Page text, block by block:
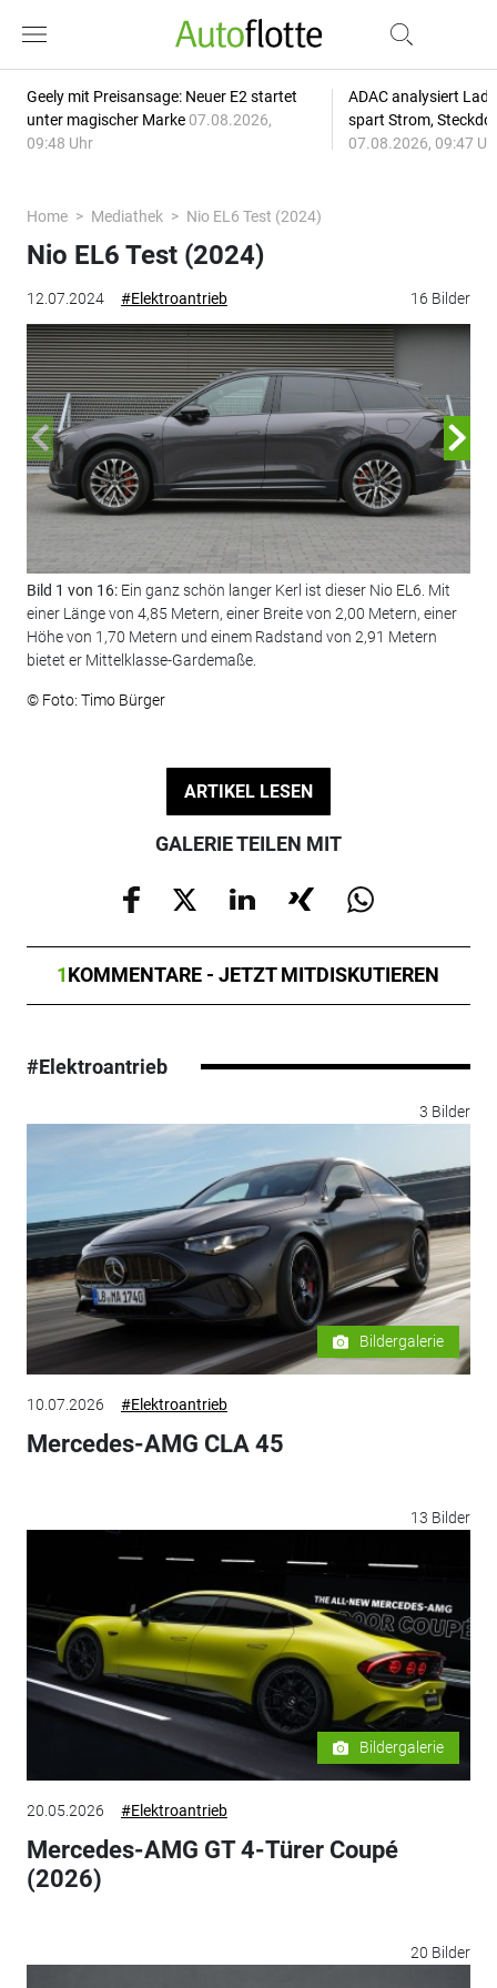
Geely mit Preisansage: Neuer E2 startet
unter magischer Marke 07.08.2026,
09:48 Uhr
ADAC analysiert
spart Strom,
07.08.2026, 09:47
Home Mediathek Nio EL6 Test (2024)
12.07.2024 #Elektroantrieb 16 Bilder
Nio EL6 Test (2024)
Bild 1 von 16: Ein ganz schön langer Kerl ist dieser Nio EL6. Mit
einer Länge von 4,85 Metern, einer Breite von 2,00 Metern, einer
Höhe von 1,70 Metern und einem Radstand von 2,91 Metern
bietet er Mittelklasse-Gardemaße.
© Foto: Timo Bürger
ARTIKEL LESEN
GALERIE TEILEN MIT
1KOMMENTARE - JETZT MITDISKUTIEREN
#Elektroantrieb
3 Bilder
Bildergalerie
10.07.2026 #Elektroantrieb
Mercedes-AMG CLA 45
13 Bilder
Bildergalerie
20.05.2026 #Elektroantrieb
Mercedes-AMG GT 4-Türer Coupé
(2026)
20 Bilder